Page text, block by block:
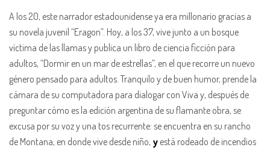
A los 20, este narrador estadounidense ya era millonario gracias a
su novela juvenil “Eragon”. Hoy, a los 37, vive junto a un bosque
víctima de las llamas y publica un libro de ciencia ficción para
adultos, “Dormir en un mar de estrellas”, en el que recorre un nuevo
género pensado para adultos. Tranquilo y de buen humor, prende la
cámara de su computadora para dialogar con Viva y, después de
preguntar cómo es la edición argentina de su flamante obra, se
excusa por su voz y una tos recurrente: se encuentra en su rancho
de Montana, en donde vive desde niño, y está rodeado de incendios